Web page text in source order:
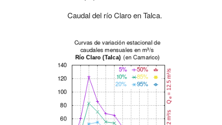
Caudal del río Claro en Talca.